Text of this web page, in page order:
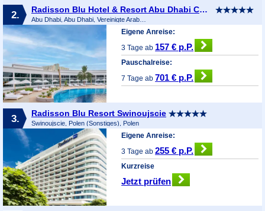
2. Radisson Blu Hotel & Resort Abu Dhabi Corniche
Abu Dhabi, Abu Dhabi, Vereinigte Arabische Emirate
Eigene Anreise:
3 Tage ab 157 € p.P.
Pauschalreise:
7 Tage ab 701 € p.P.
3. Radisson Blu Resort Swinoujscie
Swinoujscie, Polen (Sonstiges), Polen
Eigene Anreise:
3 Tage ab255 € p.P.
Kurzreise
Jetzt prüfen